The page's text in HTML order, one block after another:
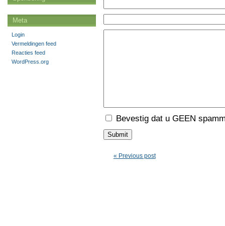
Bevestig dat u GEEN
« Previous post
Meta
Login
Vermeldingen feed
Reacties feed
WordPress.org